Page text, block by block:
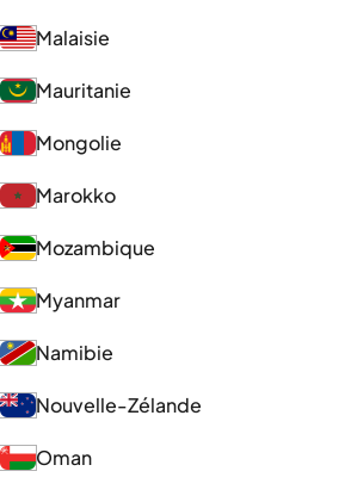
Malaisie
Mauritanie
Mongolie
Marokko
Mozambique
Myanmar
Namibie
Nouvelle-Zélande
Oman